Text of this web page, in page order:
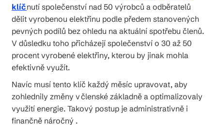
klíčnutí společenství nad 50 výrobců a odběratelů
dělit vyrobenou elektřinu podle předem stanovených
pevných podílů bez ohledu na aktuální spotřebu členů.
V důsledku toho přicházejí společenství o 30 až 50
procent vyrobené elektřiny, kterou by jinak mohla
efektivně využít.
Navíc musí tento klíč každý měsíc upravovat, aby
zohlednily změny v členské základně a optimalizovaly
využití energie. Takový postup je administrativně i
finančně náročný .